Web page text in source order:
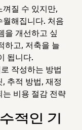
질 수 있지만,
해집니다. 처음
을 개선하고 싶
하고, 저축을 늘
됩니다.
작성하는 방법
추적 방법, 재정
는 비용 절감 전략
적인 기